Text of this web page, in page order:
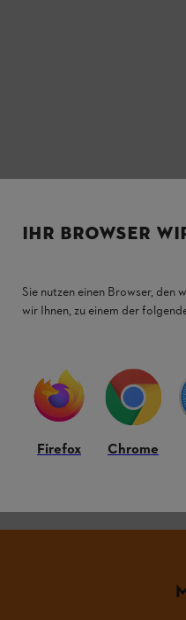
från STIHL.
frågorna.
här.
IHR BROWSER
Sie nutzen einen Browser, den
wir Ihnen, zu einem der
Firefox Chrome